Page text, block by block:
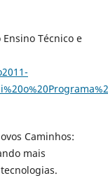
Ensino Técnico e
Caminhos:
mais